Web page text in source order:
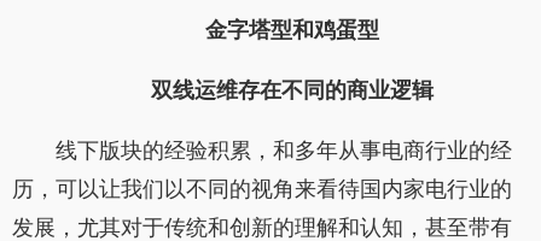
金字塔型和鸡蛋型
双线运维存在不同的商业逻辑
线下版块的经验积累，和多年从事电商行业的经
历，可以让我们以不同的视角来看待国内家电行业的
发展，尤其对于传统和创新的理解和认知，甚至带有